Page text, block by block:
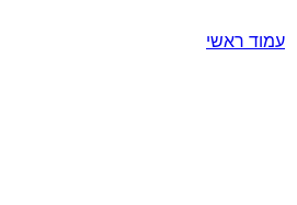
עמוד ראשי